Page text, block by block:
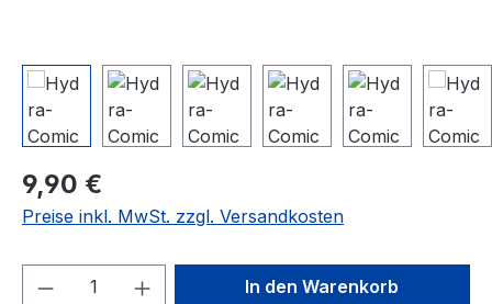
Regulärer Preis:
9,90 €
Preise inkl. MwSt. zzgl. Versandkosten
Produkt Anzahl: Gib denIn den Warenkorb